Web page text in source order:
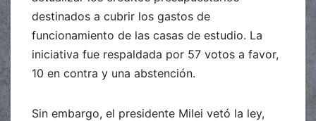
destinados a cubrir los gastos de
funcionamiento de las casas de estudio. La
iniciativa fue respaldada por 57 votos a favor,
10 en contra y una abstención.
Sin embargo, el presidente Milei vetó la ley,